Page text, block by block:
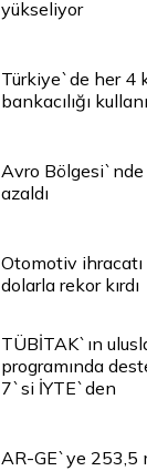
yükseliyor
Türkiye`de her 4
bankacılığı
Avro Bölgesi`nde
azaldı
Otomotiv
dolarla rekor kırdı
TÜBİTAK`ın
programında
7`si İYTE`den
AR-GE`ye 253,5